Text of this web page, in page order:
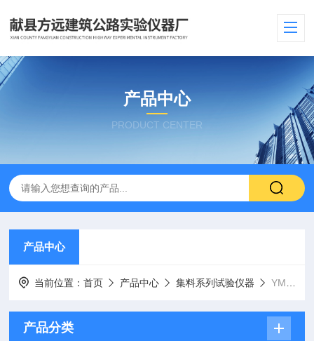
产品中心
PRODUCT CENTER
产品中心
当前位置：首页 产品中心 集料系列试验仪器 YML—20型锚杆拉力计
产品分类